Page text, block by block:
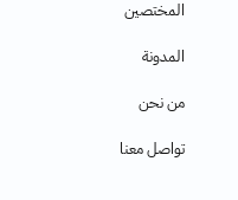
المختصين
المدونة
من نحن
تواصل معنا